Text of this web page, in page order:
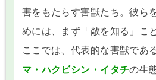
害をもたらす害獣たち。彼ら
めには、まず「敵を知る」こ
ここでは、代表的な害獣であ
マ・ハクビシン・イタチの生